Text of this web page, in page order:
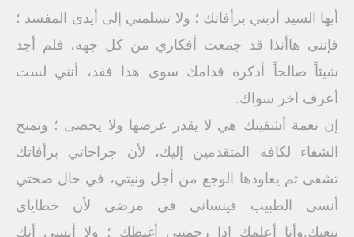
أيها السيد أدبني برأفاتك ؛ ولا تسلمني إلى أيدى المفسد ؛
فإننى هاأنذا قد جمعت أفكاري من كل جهة، فلم أجد
شيئاً صالحاً أذكره قدامك سوى هذا فقد، أنني لست
أعرف آخر سواك.
إن نعمة أشفيتك هي لا يقدر عرضها ولا يحصى ؛ وتمنح
الشفاء لكافة المتقدمين إليك، لأن جراحاتي برأفاتك
تشفى ثم يعاودها الوجع من أجل ونيتي، في حال صحتي
أنسى الطبيب فينساني في مرضي لأن خطاياي
تتعبك.وأنا أعلمك إذا رحمتني أغيظك ؛ ولا أنسى أنك